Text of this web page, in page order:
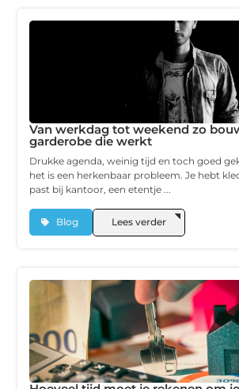
Van werkdag tot weekend zo
garderobe die werkt
Drukke agenda, weinig tijd en toch goed
het is een herkenbaar probleem. Je hebt
past bij kantoor, een etentje ...
Blog Lees verder